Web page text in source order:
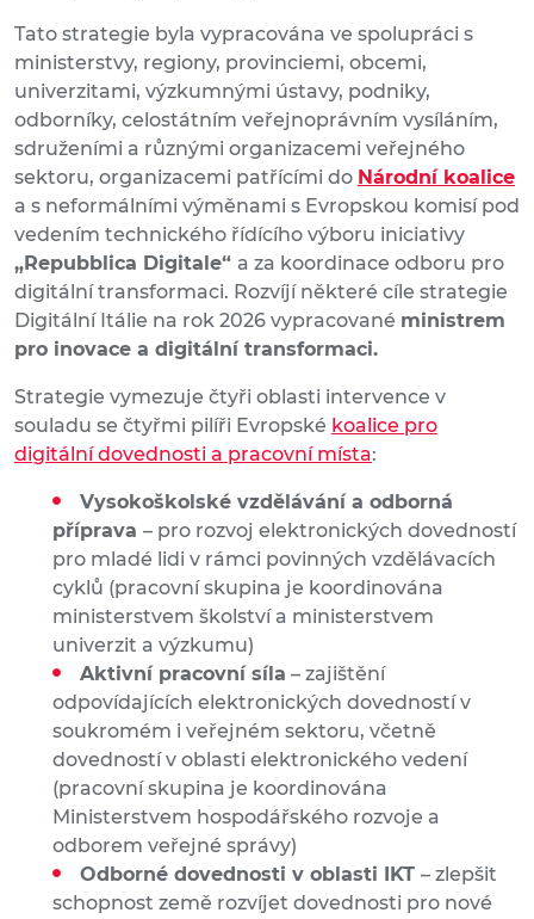
Tato strategie byla vypracována ve spolupráci s
ministerstvy, regiony, provinciemi, obcemi,
univerzitami, výzkumnými ústavy, podniky,
odborníky, celostátním veřejnoprávním vysíláním,
sdruženími a různými organizacemi veřejného
sektoru, organizacemi patřícími do Národní koalice
a s neformálními výměnami s Evropskou komisí pod
vedením technického řídícího výboru iniciativy
„Repubblica Digitale“ a za koordinace odboru pro
digitální transformaci. Rozvíjí některé cíle strategie
Digitální Itálie na rok 2026 vypracované ministrem
pro inovace a digitální transformaci.
Strategie vymezuje čtyři oblasti intervence v
souladu se čtyřmi pilíři Evropské koalice pro
digitální dovednosti a pracovní místa:
Vysokoškolské vzdělávání a odborná
příprava – pro rozvoj elektronických dovedností
pro mladé lidi v rámci povinných vzdělávacích
cyklů (pracovní skupina je koordinována
ministerstvem školství a ministerstvem
univerzit a výzkumu)
Aktivní pracovní síla – zajištění
odpovídajících elektronických dovedností v
soukromém i veřejném sektoru, včetně
dovedností v oblasti elektronického vedení
(pracovní skupina je koordinována
Ministerstvem hospodářského rozvoje a
odborem veřejné správy)
Odborné dovednosti v oblasti IKT – zlepšit
schopnost země rozvíjet dovednosti pro nové